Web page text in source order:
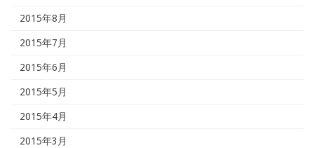
2015年8月
2015年7月
2015年6月
2015年5月
2015年4月
2015年3月